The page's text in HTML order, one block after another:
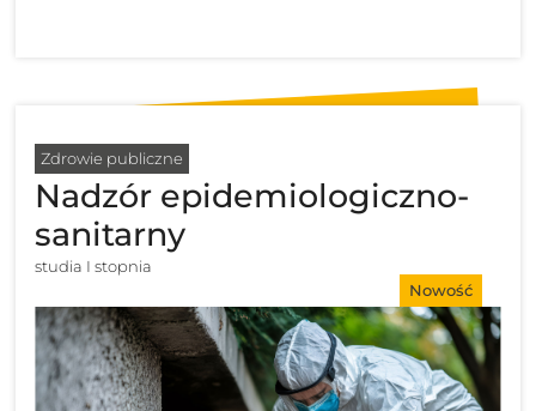
Zdrowie publiczne
Nadzór epidemiologiczno-
sanitarny
studia I stopnia
Nowość